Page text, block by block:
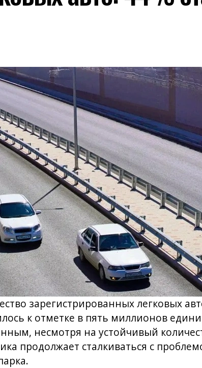
зарегистрированных легковых
к отметке в пять миллионов
несмотря на устойчивый
продолжает сталкиваться с